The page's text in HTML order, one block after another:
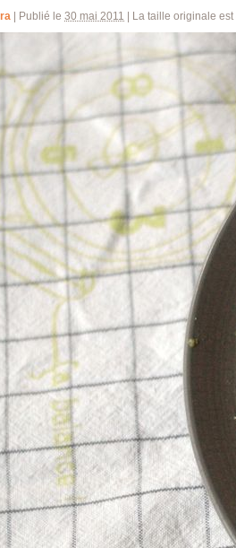
Publié le 30 mai 2011 La taille originale est